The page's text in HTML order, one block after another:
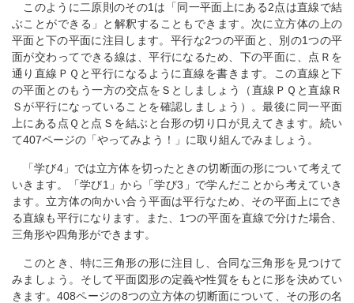
このように二原則のその1は「同一平面上にある2点は直線で結
ぶことができる」と解釈することもできます。次に立方体の上の
平面と下の平面に注目します。平行な2つの平面と、別の1つの平
面が交わってできる線は、平行になるため、下の平面に、点Ｒを
通り直線ＰＱと平行になるように直線を書きます。この直線と下
の平面とのもう一方の交点をＳとしましょう（直線ＰＱと直線Ｒ
Ｓが平行になっていることを確認しましょう）。最後に同一平面
上にある点Ｑと点Ｓを結ぶと台形の切り口が見えてきます。続い
て407ページの「やってみよう！」に取り組んでみましょう。
「学び4」では立方体を切ったときの切断面の形について考えて
いきます。「学び1」から「学び3」で学んだことから考えていき
ます。立方体の向かい合う平面は平行なため、その平面上にでき
る直線も平行になります。また、1つの平面を直線で分けた場合、
三角形や四角形ができます。
このとき、特に三角形の形に注目し、合同な三角形を見つけて
みましょう。そして平面図形の定義や性質をもとに形を決めてい
きます。408ページの8つの立方体の切断面について、その形の名